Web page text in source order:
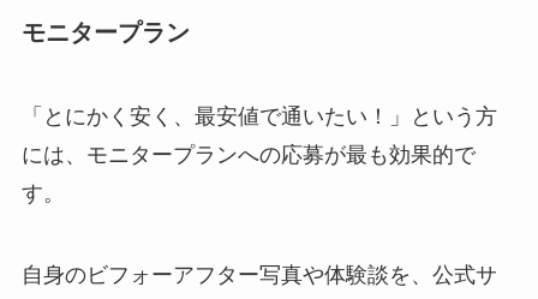
モニタープラン
「とにかく安く、最安値で通いたい！」という方
には、モニタープランへの応募が最も効果的で
す。
自身のビフォーアフター写真や体験談を、公式サ